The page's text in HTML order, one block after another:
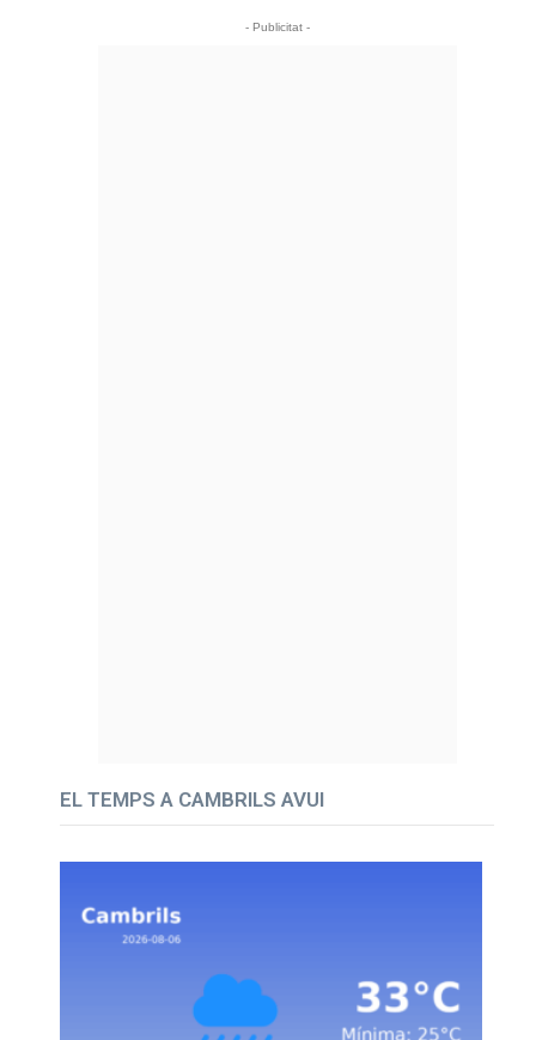
- Publicitat -
EL TEMPS A CAMBRILS AVUI